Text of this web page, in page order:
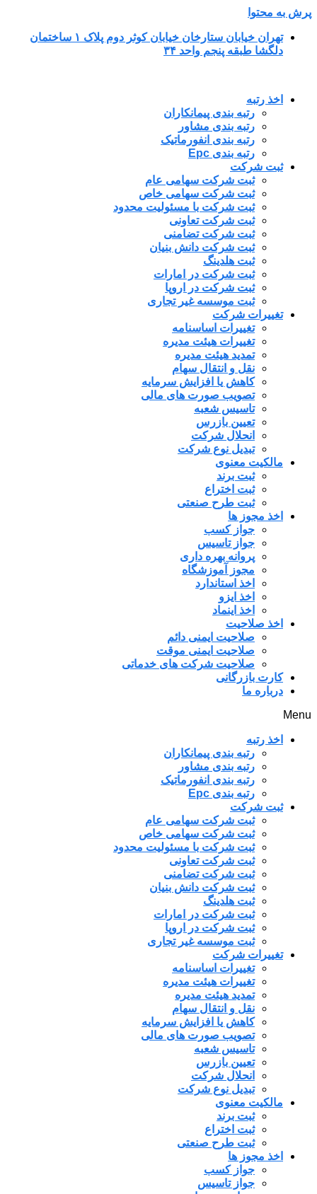
پرش به محتوا
تهران خیابان ستارخان خیابان کوثر دوم پلاک ۱ ساختمان
دلگشا طبقه پنجم واحد ۳۴
اخذ رتبه
رتبه بندی پیمانکاران
رتبه بندی مشاور
رتبه بندی انفورماتیک
رتبه بندی Epc
ثبت شرکت
ثبت شرکت سهامی عام
ثبت شرکت سهامی خاص
ثبت شرکت با مسئولیت محدود
ثبت شرکت تعاونی
ثبت شرکت تضامنی
ثبت شرکت دانش بنیان
ثبت هلدینگ
ثبت شرکت در امارات
ثبت شرکت در اروپا
ثبت موسسه غیر تجاری
تغییرات شرکت
تغییرات اساسنامه
تغییرات هیئت مدیره
تمدید هیئت مدیره
نقل و انتقال سهام
کاهش یا افزایش سرمایه
تصویب صورت های مالی
تاسیس شعبه
تعیین بازرس
انحلال شرکت
تبدیل نوع شرکت
مالکیت معنوی
ثبت برند
ثبت اختراع
ثبت طرح صنعتی
اخذ مجوز ها
جواز کسب
جواز تاسیس
پروانه بهره داری
مجوز آموزشگاه
اخذ استاندارد
اخذ ایزو
اخذ اینماد
اخذ صلاحیت
صلاحیت ایمنی دائم
صلاحیت ایمنی موقت
صلاحیت شرکت های خدماتی
کارت بازرگانی
درباره ما
Menu
اخذ رتبه
رتبه بندی پیمانکاران
رتبه بندی مشاور
رتبه بندی انفورماتیک
رتبه بندی Epc
ثبت شرکت
ثبت شرکت سهامی عام
ثبت شرکت سهامی خاص
ثبت شرکت با مسئولیت محدود
ثبت شرکت تعاونی
ثبت شرکت تضامنی
ثبت شرکت دانش بنیان
ثبت هلدینگ
ثبت شرکت در امارات
ثبت شرکت در اروپا
ثبت موسسه غیر تجاری
تغییرات شرکت
تغییرات اساسنامه
تغییرات هیئت مدیره
تمدید هیئت مدیره
نقل و انتقال سهام
کاهش یا افزایش سرمایه
تصویب صورت های مالی
تاسیس شعبه
تعیین بازرس
انحلال شرکت
تبدیل نوع شرکت
مالکیت معنوی
ثبت برند
ثبت اختراع
ثبت طرح صنعتی
اخذ مجوز ها
جواز کسب
جواز تاسیس